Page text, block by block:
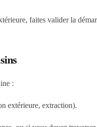
faites valider la
:
extérieure, extraction).